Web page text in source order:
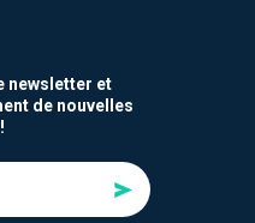
newsletter et
de nouvelles